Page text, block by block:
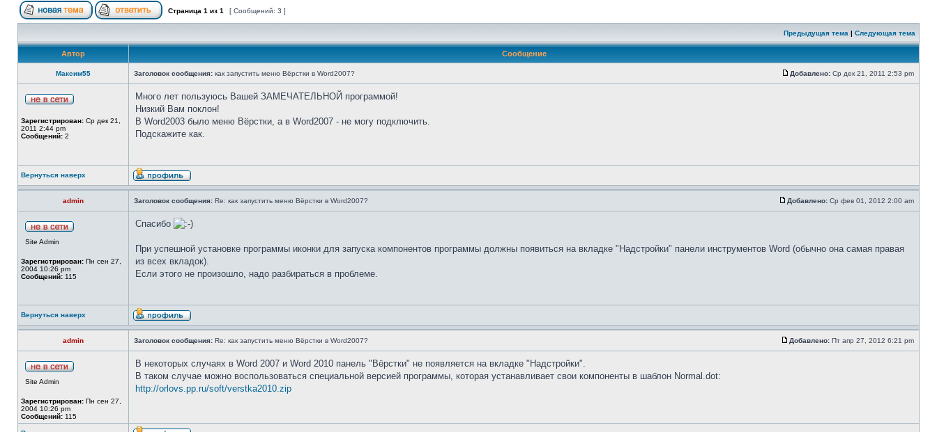
Страница 1 из 1 [ Сообщений: 3 ]
Предыдущая тема | Следующая тема
Автор Сообщение
Максим55 Заголовок сообщения: как запустить меню Вёрстки в Word2007? Добавлено: Ср дек 21, 2011 2:53 pm
Зарегистрирован: Ср дек 21,
2011 2:44 pm
Сообщений: 2
Много лет пользуюсь Вашей ЗАМЕЧАТЕЛЬНОЙ программой!
Низкий Вам поклон!
В Word2003 было меню Вёрстки, а в Word2007 - не могу подключить.
Подскажите как.
Вернуться наверх
admin Заголовок сообщения: Re: как запустить меню Вёрстки в Word2007? Добавлено: Ср фев 01, 2012 2:00 am
Site Admin
Зарегистрирован: Пн сен 27,
2004 10:26 pm
Сообщений: 115
Спасибо
При успешной установке программы иконки для запуска компонентов программы должны появиться на вкладке "Надстройки" панели инструментов Word (обычно она самая правая
из всех вкладок).
Если этого не произошло, надо разбираться в проблеме.
Вернуться наверх
admin Заголовок сообщения: Re: как запустить меню Вёрстки в Word2007? Добавлено: Пт апр 27, 2012 6:21 pm
Site Admin
Зарегистрирован: Пн сен 27,
2004 10:26 pm
Сообщений: 115
В некоторых случаях в Word 2007 и Word 2010 панель "Вёрстки" не появляется на вкладке "Надстройки".
В таком случае можно воспользоваться специальной версией программы, которая устанавливает свои компоненты в шаблон Normal.dot:
http://orlovs.pp.ru/soft/verstka2010.zip